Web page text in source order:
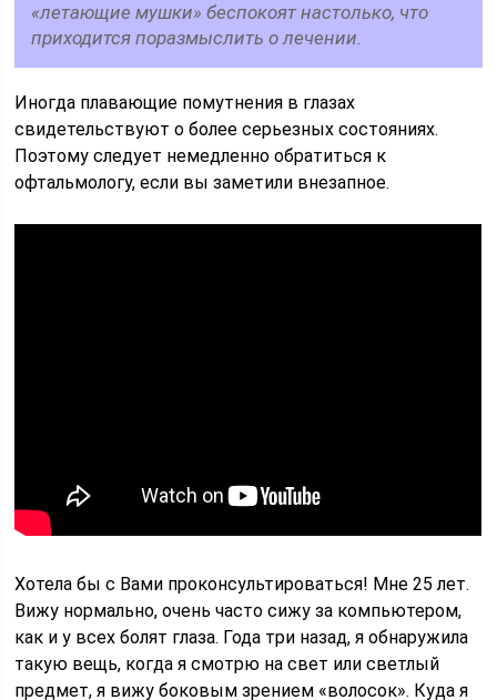
«летающие мушки» беспокоят настолько, что
приходится поразмыслить о лечении.
Иногда плавающие помутнения в глазах
свидетельствуют о более серьезных состояниях.
Поэтому следует немедленно обратиться к
офтальмологу, если вы заметили внезапное.
Хотела бы с Вами проконсультироваться! Мне 25 лет.
Вижу нормально, очень часто сижу за компьютером,
как и у всех болят глаза. Года три назад, я обнаружила
такую вещь, когда я смотрю на свет или светлый
предмет, я вижу боковым зрением «волосок». Куда я